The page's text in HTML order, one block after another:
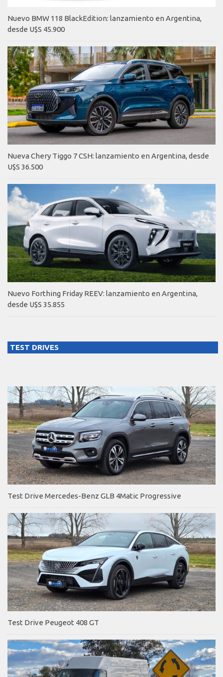
Nuevo BMW 118 BlackEdition: lanzamiento en Argentina,
desde U$S 45.900
Nueva Chery Tiggo 7 CSH: lanzamiento en Argentina, desde
U$S 36.500
Nuevo Forthing Friday REEV: lanzamiento en Argentina,
desde U$S 35.855
TEST DRIVES
Test Drive Mercedes-Benz GLB 4Matic Progressive
Test Drive Peugeot 408 GT